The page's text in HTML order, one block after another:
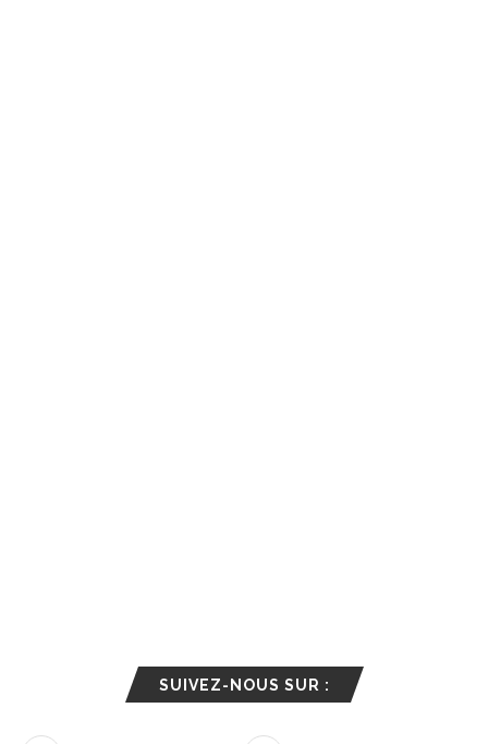
SUIVEZ-NOUS SUR :